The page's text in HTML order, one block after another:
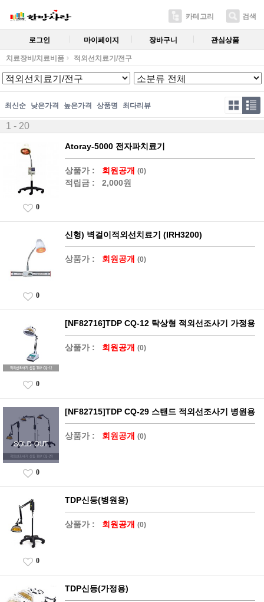
카테고리 검색
로그인 마이페이지 장바구니 관심상품
치료장비/치료비품 적외선치료기/전구
최신순 낮은가격 높은가격 상품명 최다리뷰
1 - 20
Atoray-5000 전자파치료기
상품가 : 회원공개 (0)
적립금 : 2,000원
0
신형) 벽걸이적외선치료기 (IRH3200)
상품가 : 회원공개 (0)
0
[NF82716]TDP CQ-12 탁상형 적외선조사기 가정용
상품가 : 회원공개 (0)
0
[NF82715]TDP CQ-29 스탠드 적외선조사기 병원용
상품가 : 회원공개 (0)
0
TDP신등(병원용)
상품가 : 회원공개 (0)
0
TDP신등(가정용)